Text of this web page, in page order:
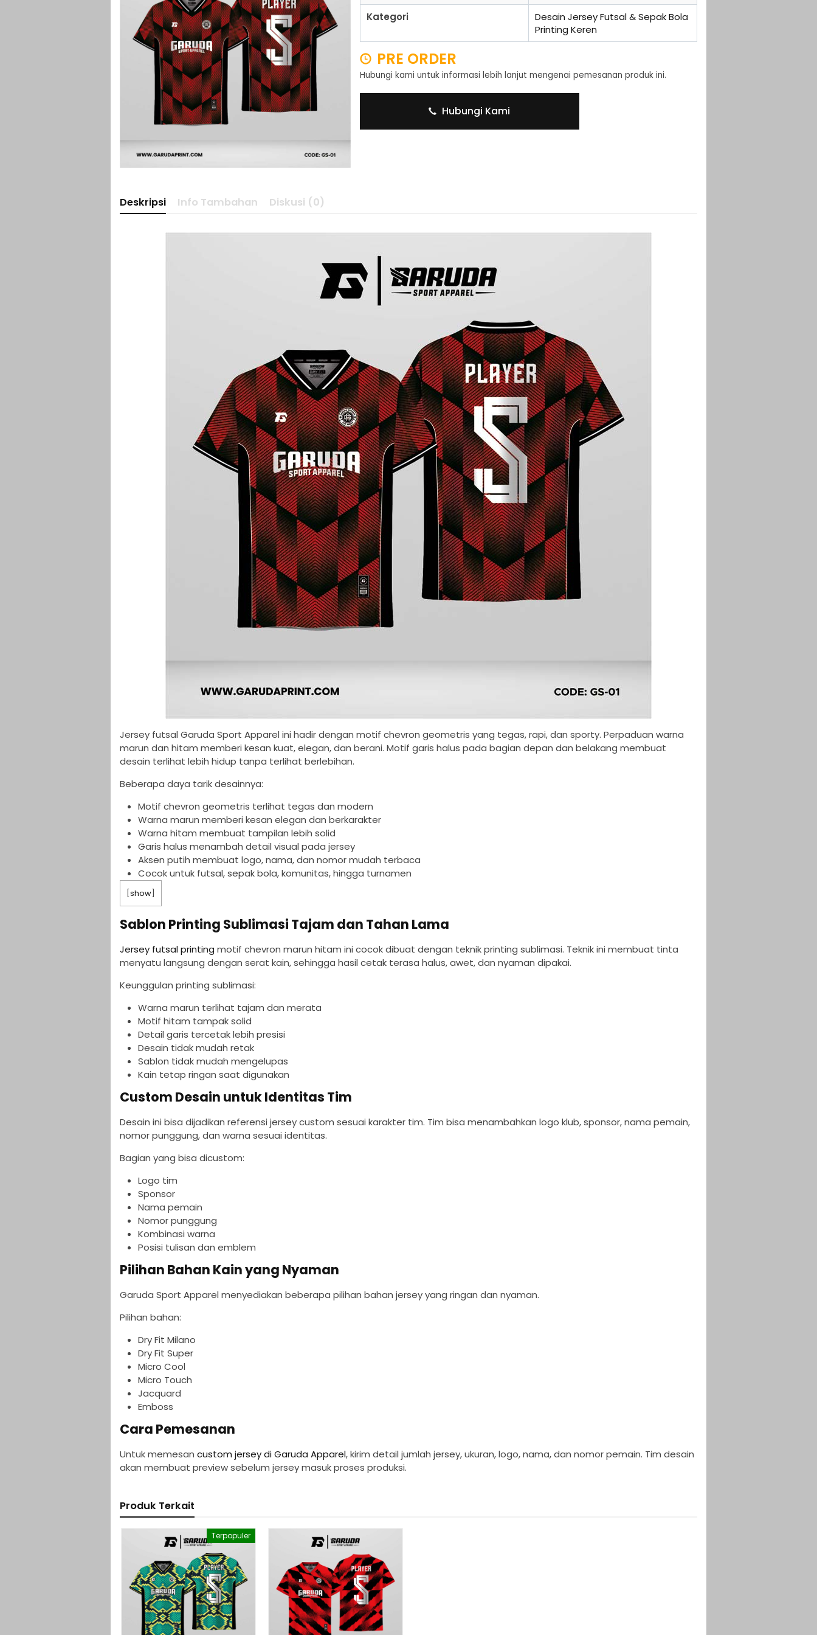
Kategori
Desain Jersey Futsal & Sepak Bola
Printing Keren
PRE ORDER
Hubungi kami untuk informasi lebih lanjut mengenai pemesanan produk ini.
Hubungi Kami
Deskripsi Info Tambahan Diskusi (0)
Jersey futsal Garuda Sport Apparel ini hadir dengan motif chevron geometris yang tegas, rapi, dan sporty. Perpaduan warna
marun dan hitam memberi kesan kuat, elegan, dan berani. Motif garis halus pada bagian depan dan belakang membuat
desain terlihat lebih hidup tanpa terlihat berlebihan.
Beberapa daya tarik desainnya:
Motif chevron geometris terlihat tegas dan modern
Warna marun memberi kesan elegan dan berkarakter
Warna hitam membuat tampilan lebih solid
Garis halus menambah detail visual pada jersey
Aksen putih membuat logo, nama, dan nomor mudah terbaca
Cocok untuk futsal, sepak bola, komunitas, hingga turnamen
show
Sablon Printing Sublimasi Tajam dan Tahan Lama
Jersey futsal printing motif chevron marun hitam ini cocok dibuat dengan teknik printing sublimasi. Teknik ini membuat tinta
menyatu langsung dengan serat kain, sehingga hasil cetak terasa halus, awet, dan nyaman dipakai.
Keunggulan printing sublimasi:
Warna marun terlihat tajam dan merata
Motif hitam tampak solid
Detail garis tercetak lebih presisi
Desain tidak mudah retak
Sablon tidak mudah mengelupas
Kain tetap ringan saat digunakan
Custom Desain untuk Identitas Tim
Desain ini bisa dijadikan referensi jersey custom sesuai karakter tim. Tim bisa menambahkan logo klub, sponsor, nama pemain,
nomor punggung, dan warna sesuai identitas.
Bagian yang bisa dicustom:
Logo tim
Sponsor
Nama pemain
Nomor punggung
Kombinasi warna
Posisi tulisan dan emblem
Pilihan Bahan Kain yang Nyaman
Garuda Sport Apparel menyediakan beberapa pilihan bahan jersey yang ringan dan nyaman.
Pilihan bahan:
Dry Fit Milano
Dry Fit Super
Micro Cool
Micro Touch
Jacquard
Emboss
Cara Pemesanan
Untuk memesan custom jersey di Garuda Apparel, kirim detail jumlah jersey, ukuran, logo, nama, dan nomor pemain. Tim desain
akan membuat preview sebelum jersey masuk proses produksi.
Produk Terkait
Terpopuler